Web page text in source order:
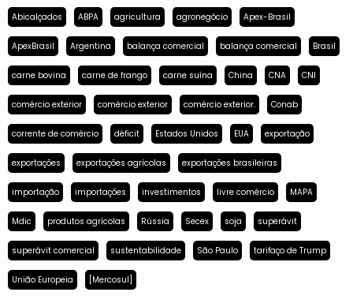
Abicalçados ABPA agricultura agronegócio Apex-Brasil
ApexBrasil Argentina balança comercial balança comercial Brasil
carne bovina carne de frango carne suína China CNA CNI
comércio exterior comércio exterior comércio exterior. Conab
corrente de comércio déficit Estados Unidos EUA exportação
exportações exportações agrícolas exportações brasileiras
importação importações investimentos livre comércio MAPA
Mdic produtos agrícolas Rússia Secex soja superávit
superávit comercial sustentabilidade São Paulo tarifaço de Trump
União Europeia [Mercosul]